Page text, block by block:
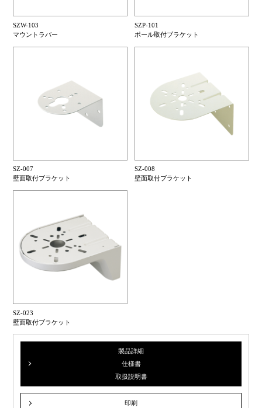
SZW-103
マウントラバー
SZP-101
ポール取付ブラケット
SZ-007
壁面取付ブラケット
SZ-008
壁面取付ブラケット
SZ-023
壁面取付ブラケット
製品詳細
仕様書
取扱説明書
印刷